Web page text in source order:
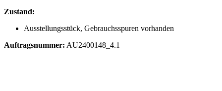
Zustand:
Ausstellungsstück, Gebrauchsspuren vorhanden
Auftragsnummer: AU2400148_4.1